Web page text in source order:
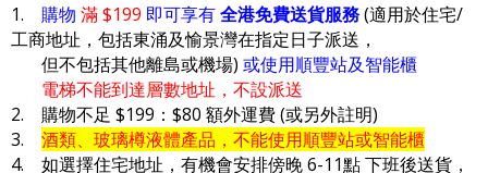
1. 購物 滿 $199 即可享有全港免費送貨服務(適用於住宅/
工商地址，包括東涌及愉景灣在指定日子派送，
但不包括其他離島或機場) 或使用順豐站及智能櫃
電梯不能到達層數地址，不設派送
2. 購物不足 $199：$80 額外運費 (或另外註明)
3. 酒類、玻璃樽液體產品，不能使用順豐站或智能櫃
4. 如選擇住宅地址，有機會安排傍晚 6-11點 下班後送貨，